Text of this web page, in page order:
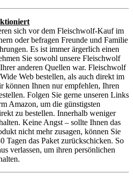
sich vor dem Fleischwolf-Kauf im
oder befragen Freunde und Familie
Es ist immer ärgerlich einen
Sie sowohl unsere Fleischwolf
anderen Quellen war. Fleischwolf
Web bestellen, als auch direkt im
können Ihnen nur empfehlen, Ihren
Folgen Sie gerne unseren Links
Amazon, um die günstigsten
zu bestellen. Innerhalb weniger
Keine Angst – sollte Ihnen das
nicht mehr zusagen, können Sie
Tagen das Paket zurückschicken. So
verlassen, um ihren persönlichen